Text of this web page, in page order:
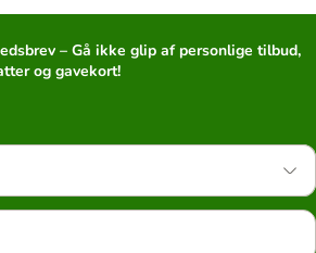
– Gå ikke glip af personlige tilbud,
og gavekort!